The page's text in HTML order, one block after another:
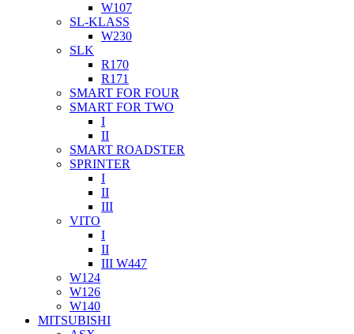
W107
SL-KLASS
W230
SLK
R170
R171
SMART FOR FOUR
SMART FOR TWO
I
II
SMART ROADSTER
SPRINTER
I
II
III
VITO
I
II
III W447
W124
W126
W140
MITSUBISHI